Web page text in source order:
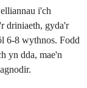
i'ch
driniaeth, gyda'r
6-8 wythnos. Fodd
yn dda, mae'n